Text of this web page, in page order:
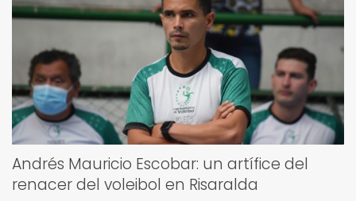
Andrés Mauricio Escobar: un artífice del
renacer del voleibol en Risaralda